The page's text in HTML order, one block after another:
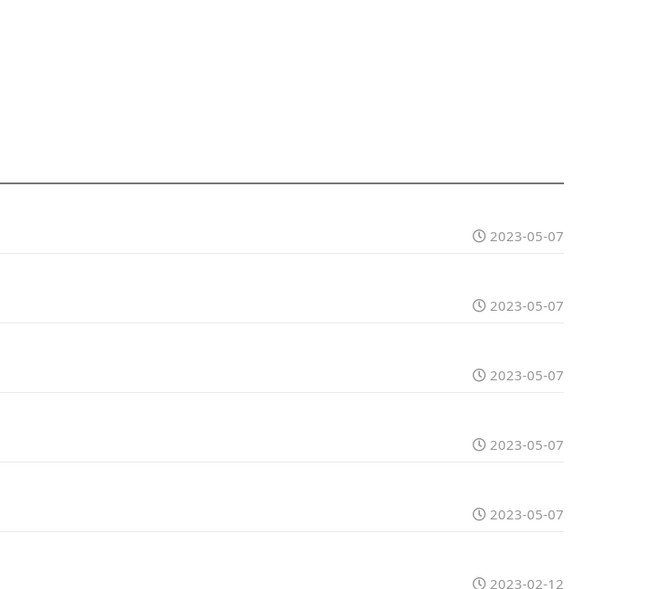
2023-05-07
2023-05-07
2023-05-07
2023-05-07
2023-05-07
2023-02-12